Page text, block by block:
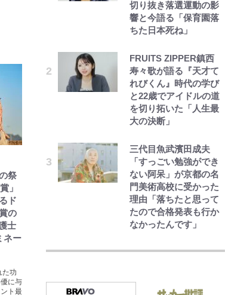
祭
」
ド
の
士
ネー
た功
に与
ト最
切り抜き落選運動の影
響と今語る「保育園落
ちた日本死ね」
FRUITS ZIPPER鎮西
寿々歌が語る『天才て
れびくん』時代の学び
と22歳でアイドルの道
を切り拓いた「人生最
大の決断」
三代目魚武濱田成夫
「すっごい勉強ができ
ない阿呆」が京都の名
門美術高校に受かった
理由「落ちたと思って
たので合格発表も行か
なかったんです」
に妊娠しました~詰んだ
です~ 第1話